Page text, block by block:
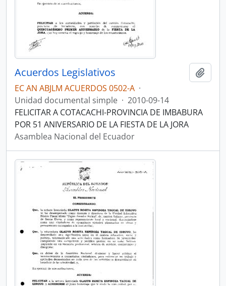
Acuerdos Legislativos
EC AN ABJLM ACUERDOS 0502-A ·
Unidad documental simple · 2010-09-14
FELICITAR A COTACACHI-PROVINCIA DE IMBABURA
POR 51 ANIVERSARIO DE LA FIESTA DE LA JORA
Asamblea Nacional del Ecuador